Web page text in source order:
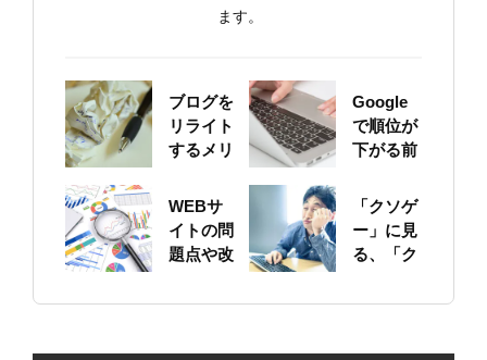
ます。
ブログを
リライト
するメリ
いて
Google
で順位が
下がる前
のサイト
をちゃん
と確認し
WEBサ
イトの問
題点や改
トの概要
見つける
「クソゲ
ー」に見
る、「ク
ト」の原